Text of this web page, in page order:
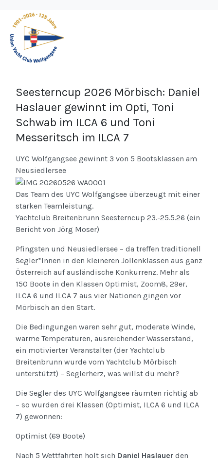
Seesterncup 2026 Mörbisch: Daniel
Haslauer gewinnt im Opti, Toni
Schwab im ILCA 6 und Toni
Messeritsch im ILCA 7
UYC Wolfgangsee gewinnt 3 von 5 Bootsklassen am
Neusiedlersee
Das Team des UYC Wolfgangsee überzeugt mit einer
starken Teamleistung.
Yachtclub Breitenbrunn Seesterncup 23.-25.5.26 (ein
Bericht von Jörg Moser)
Pfingsten und Neusiedlersee – da treffen traditionell
Segler*Innen in den kleineren Jollenklassen aus ganz
Österreich auf ausländische Konkurrenz. Mehr als
150 Boote in den Klassen Optimist, Zoom8, 29er,
ILCA 6 und ILCA 7 aus vier Nationen gingen vor
Mörbisch an den Start.
Die Bedingungen waren sehr gut, moderate Winde,
warme Temperaturen, ausreichender Wasserstand,
ein motivierter Veranstalter (der Yachtclub
Breitenbrunn wurde vom Yachtclub Mörbisch
unterstützt) – Seglerherz, was willst du mehr?
Die Segler des UYC Wolfgangsee räumten richtig ab
– so wurden drei Klassen (Optimist, ILCA 6 und ILCA
7) gewonnen:
Optimist (69 Boote)
Nach 5 Wettfahrten holt sich Daniel Haslauer den